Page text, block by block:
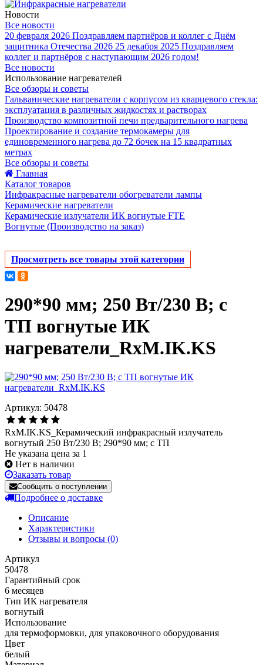
Новости
Все новости
20 февраля 2026 Поздравляем партнёров и коллег с Днём
защитника Отечества 2026 25 декабря 2025 Поздравляем
коллег и партнёров с наступающим 2026 годом!
Все новости
Использование нагревателей
Все обзоры и советы
Гальванические нагреватели с корпусом из кварцевого стекла:
эксплуатация в различных жидкостях и растворах
Производство композитной печи предварительного нагрева
Проектирование и создание термокамеры для
единовременного нагрева до 72 бочек на 15 квадратных
метрах
Все обзоры и советы
Главная
Каталог товаров
Инфракрасные нагреватели обогреватели лампы
Керамические нагреватели
Керамические излучатели ИК вогнутые FTE
Вогнутые (Производство на заказ)
Просмотреть все товары этой категории
290*90 мм; 250 Вт/230 В; с
ТП вогнутые ИК
нагреватели_RxM.IK.KS
Артикул: 50478
RxM.IK.KS_Керамический инфракрасный излучатель
вогнутый 250 Вт/230 В; 290*90 мм; с ТП
Не указана цена за 1
Нет в наличии
Заказать товар
Сообщить о поступлении
Подробнее о доставке
Описание
Характеристики
Отзывы и вопросы (0)
Артикул
50478
Гарантийный срок
6 месяцев
Тип ИК нагревателя
вогнутый
Использование
для термоформовки, для упаковочного оборудования
Цвет
белый